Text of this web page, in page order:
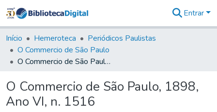
&
Coleções
Tudo na
Biblioteca
Estatísticas
Entrar
Início Hemeroteca
Periódicos Paulistas
O Commercio de São Paulo
O Commercio de São Paulo, 1898, Ano VI, n. 1516
O Commercio de São Paulo, 1898,
Ano VI, n. 1516